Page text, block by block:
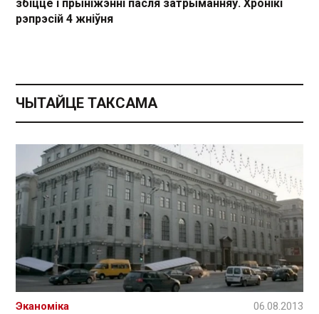
збіццё і прыніжэнні пасля затрыманняў. Хронікі
рэпрэсій 4 жніўня
ЧЫТАЙЦЕ ТАКСАМА
Эканоміка 06.08.2013